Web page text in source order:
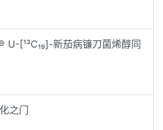
[¹³C₁₉]-新茄病镰刀菌烯醇同
之门